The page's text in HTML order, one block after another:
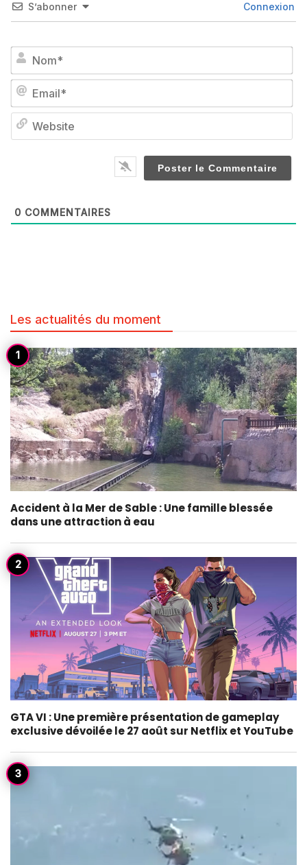
S’abonner Connexion
0 COMMENTAIRES
Les actualités du moment
Accident à la Mer de Sable : Une famille blessée
dans une attraction à eau
GTA VI : Une première présentation de gameplay
exclusive dévoilée le 27 août sur Netflix et YouTube